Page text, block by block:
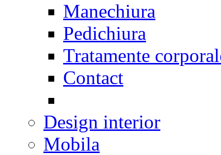
Manechiura
Pedichiura
Tratamente
Contact
Design interior
Mobila